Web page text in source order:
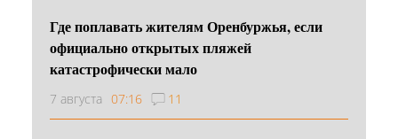
Где поплавать жителям Оренбуржья, если
официально открытых пляжей
катастрофически мало
7 августа 07:16 11